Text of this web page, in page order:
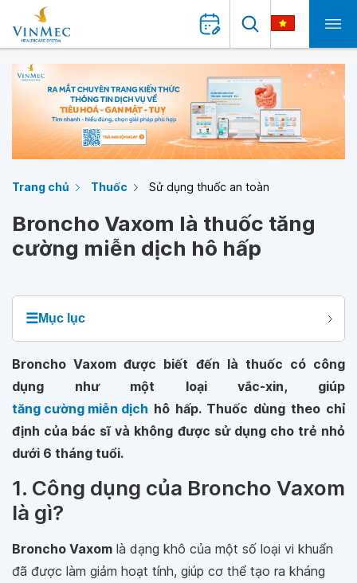
Trang chủ Thuốc Sử dụng thuốc an toàn
Broncho Vaxom là thuốc tăng
cường miễn dịch hô hấp
☰Mục lục
Broncho Vaxom được biết đến là thuốc có công
dụng như một loại vắc-xin, giúp
tăng cường miễn dịch hô hấp. Thuốc dùng theo chỉ
định của bác sĩ và không được sử dụng cho trẻ nhỏ
dưới 6 tháng tuổi.
1. Công dụng của Broncho Vaxom
là gì?
Broncho Vaxom là dạng khô của một số loại vi khuẩn
đã được làm giảm hoạt tính, giúp cơ thể tạo ra kháng